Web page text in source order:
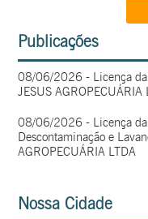
Publicações
08/06/2026 - Licença da
JESUS AGROPECUÁRIA
08/06/2026 - Licença da
Descontaminação e
AGROPECUÁRIA LTDA
Nossa Cidade